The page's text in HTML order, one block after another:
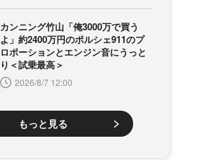
カンニング竹山「俺3000万で買う
よ」約2400万円のポルシェ911のプ
ロポーションとエンジン音にうっと
り＜試乗最高＞
2026/8/7 12:00
もっと見る